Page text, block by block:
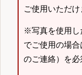
ご使用いただけ
※写真を使用し
でご使用の場
のご連絡）を必